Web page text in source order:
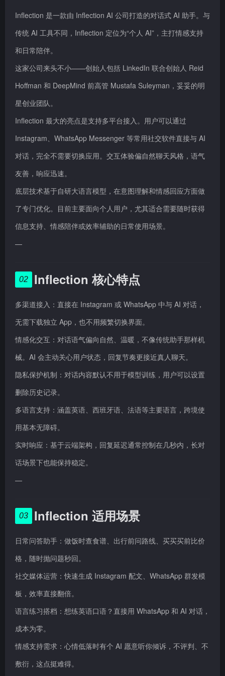
Inflection 是一款由 Inflection AI 公司打造的对话式 AI 助手。与
传统 AI 工具不同，Inflection 定位为“个人 AI”，主打情感支持
和日常陪伴。
这家公司来头不小——创始人包括 LinkedIn 联合创始人 Reid
Hoffman 和 DeepMind 前高管 Mustafa Suleyman，妥妥的明
星创业团队。
Inflection 最大的亮点是支持多平台接入。用户可以通过
Instagram、WhatsApp Messenger 等常用社交软件直接与 AI
对话，完全不需要切换应用。交互体验偏自然聊天风格，语气
友善，响应迅速。
底层技术基于自研大语言模型，在意图理解和情感回应方面做
了专门优化。目前主要面向个人用户，尤其适合需要随时获得
信息支持、情感陪伴或效率辅助的日常使用场景。
—
02 Inflection 核心特点
多渠道接入：直接在 Instagram 或 WhatsApp 中与 AI 对话，
无需下载独立 App，也不用频繁切换界面。
情感化交互：对话语气偏向自然、温暖，不像传统助手那样机
械。AI 会主动关心用户状态，回复节奏更接近真人聊天。
隐私保护机制：对话内容默认不用于模型训练，用户可以设置
删除历史记录。
多语言支持：涵盖英语、西班牙语、法语等主要语言，跨境使
用基本无障碍。
实时响应：基于云端架构，回复延迟通常控制在几秒内，长对
话场景下也能保持稳定。
—
03 Inflection 适用场景
日常问答助手：做饭时查食谱、出行前问路线、买买买前比价
格，随时抛问题秒回。
社交媒体运营：快速生成 Instagram 配文、WhatsApp 群发模
板，效率直接翻倍。
语言练习搭档：想练英语口语？直接用 WhatsApp 和 AI 对话，
成本为零。
情感支持需求：心情低落时有个 AI 愿意听你倾诉，不评判、不
敷衍，这点挺难得。